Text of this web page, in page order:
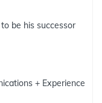
be his successor
+ Experience